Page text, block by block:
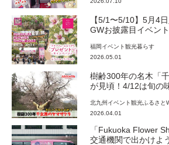
【5/1〜5/10】5月4
GWお披露目イベン
福岡 イベント観光暮らす
2026.05.01
樹齢300年の名木「
が見頃！4/12は旬の
とWish】
北九州 イベント観光 ふるさと
2026.04.01
「Fukuoka Flower
交通機関で出かけよ